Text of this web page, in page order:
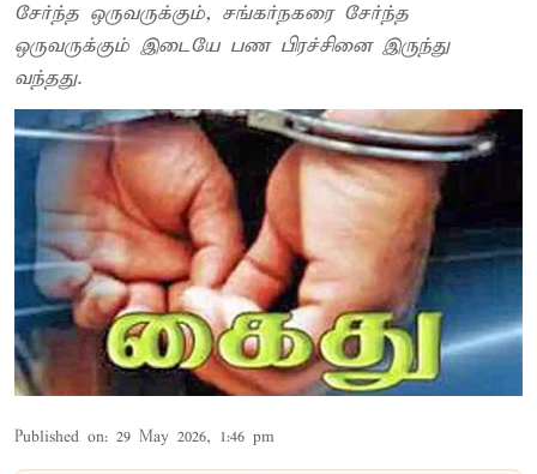
சேர்ந்த ஒருவருக்கும், சங்கர்நகரை சேர்ந்த
ஒருவருக்கும் இடையே பண பிரச்சினை இருந்து
வந்தது.
Published on: 29 May 2026, 1:46 pm